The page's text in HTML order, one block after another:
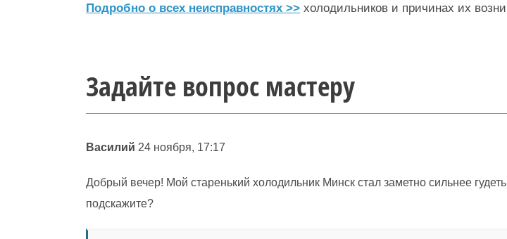
Подробно о всех неисправностях >> холодильников и причинах их
Задайте вопрос мастеру
Василий 24 ноября, 17:17
Добрый вечер! Мой старенький холодильник Минск стал заметно сильнее
подскажите?